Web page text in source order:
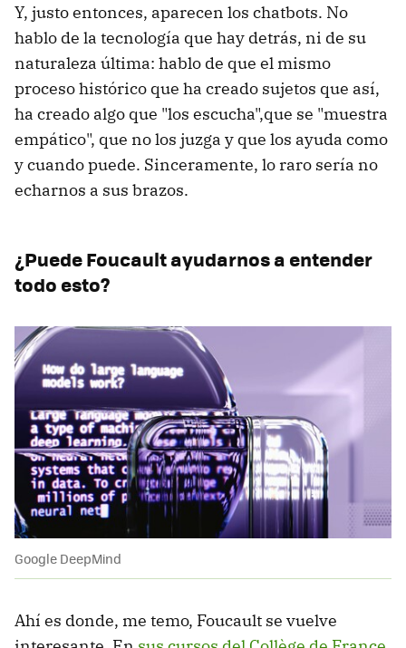
Y, justo entonces, aparecen los chatbots. No
hablo de la tecnología que hay detrás, ni de su
naturaleza última: hablo de que el mismo
proceso histórico que ha creado sujetos que así,
ha creado algo que "los escucha",que se "muestra
empático", que no los juzga y que los ayuda como
y cuando puede. Sinceramente, lo raro sería no
echarnos a sus brazos.
¿Puede Foucault ayudarnos a entender
todo esto?
Google DeepMind
Ahí es donde, me temo, Foucault se vuelve